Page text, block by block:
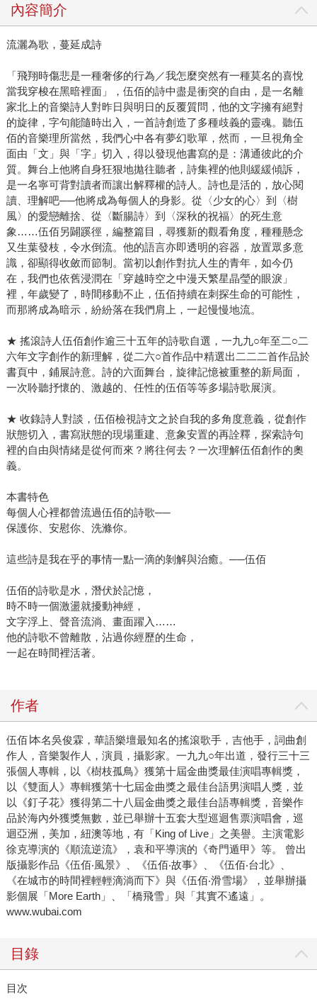
內容簡介
流灑為歌，蔓延成詩
「飛翔時傷悲是一種奢侈的行為／我怎麼突然有一種莫名的喜悅
當我穿梭在黑暗裡面」，伍佰的詩中盡是衝突的自由，是一名離
家北上的音樂詩人對昨日與明日的反覆質問，他的文字擁有絕對
的旋律，字句能隨時出入，一首詩創造了多種歧義的靈魂。聽伍
佰的音樂理所當然，我們心中各有夢幻歌單，然而，一旦視角全
面由「文」與「字」切入，得以發現他書寫的是：溝通彼此的介
質。舞台上他將自身狂狠地拋往聽者，詩集裡的他則緩緩傾訴，
是一名寧可背對讀者而讓出解釋權的詩人。詩也是活的，放心閱
讀、理解吧──他將成為每個人的身影。從〈少女的心〉到〈樹
風〉的愛戀離捨、從〈斷腸詩〉到〈深秋的祝福〉的死生意
象……伍佰另闢蹊徑，編整篇目，尋獲新的觀看角度，種種懸念
又生葉發枝，令水倒流。他的語言亦即透明的容器，放置眾多意
識，卻顯得收斂而節制。當初以創作對抗人生的青年，如今仍
在，我們也依舊浸潤在「穿越時空之中漫天繁星晶瑩的眼淚」
裡，年歲變了，時間移動不止，伍佰持續在刺探生命的可能性，
而那將成為暗示，紛紛落在我們肩上，一起慢慢地流。
★ 搖滾詩人伍佰創作逾三十五年的詩歌自選，一九九○年至二○二
六年文字創作的新理解，從二六○首作品中精選出二二二首作品於
書頁中，鋪展詩意。詩的六面舞台，旋律記憶被重整的新局面，
一次聆聽抒懷的、激越的、任性的伍佰等等多場詩歌展演。
★ 收錄詩人對談，伍佰檢視詩文之於自我的多角度意義，從創作
狀態切入，書寫狀態的現場重建、意象安置的再詮釋，探索詩句
裡的自由與情緒是從何而來？將往何去？一次理解伍佰創作的奧
義。
本書特色
每個人心裡都曾流過伍佰的詩歌──
保護你、安慰你、洗滌你。
這些詩是我在乎的事情一點一滴的剝解與治癒。──伍佰
伍佰的詩歌是水，潛伏於記憶，
時不時一個激盪就擾動神經，
文字浮上、聲音流淌、畫面躍入……
他的詩歌不曾離散，沾過你經歷的生命，
一起在時間裡活著。
作者
伍佰∣本名吳俊霖，華語樂壇最知名的搖滾歌手，吉他手，詞曲創
作人，音樂製作人，演員，攝影家。一九九○年出道，發行三十三
張個人專輯，以《樹枝孤鳥》獲第十屆金曲獎最佳演唱專輯獎，
以《雙面人》專輯獲第十七屆金曲獎之最佳台語男演唱人獎，並
以《釘子花》獲得第二十八屆金曲獎之最佳台語專輯獎，音樂作
品於海內外獲獎無數，並已舉辦十五套大型巡迴售票演唱會，巡
迴亞洲，美加，紐澳等地，有「King of Live」之美譽。主演電影
徐克導演的《順流逆流》，袁和平導演的《奇門遁甲》等。 曾出
版攝影作品《伍佰‧風景》、《伍佰‧故事》、《伍佰‧台北》、
《在城市的時間裡輕輕滴淌而下》與《伍佰‧滑雪場》，並舉辦攝
影個展「More Earth」、「橋飛雪」與「其實不遙遠」。
www.wubai.com
目錄
目次